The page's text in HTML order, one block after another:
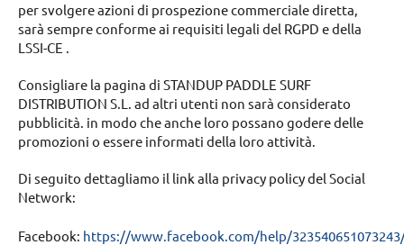
per svolgere azioni di prospezione commerciale diretta,
sarà sempre conforme ai requisiti legali del RGPD e della
LSSI-CE .
Consigliare la pagina di STANDUP PADDLE SURF
DISTRIBUTION S.L. ad altri utenti non sarà considerato
pubblicità. in modo che anche loro possano godere delle
promozioni o essere informati della loro attività.
Di seguito dettagliamo il link alla privacy policy del Social
Network:
Facebook: https://www.facebook.com/help/